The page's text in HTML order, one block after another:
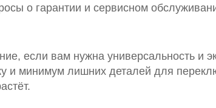
о гарантии и сервисном
если вам нужна универсальность и
и минимум лишних деталей для